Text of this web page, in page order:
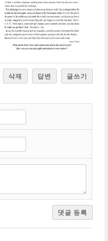
삭제 답변 글쓰기
댓글 등록